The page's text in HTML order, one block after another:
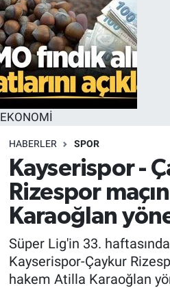
EKONOMİ
HABERLER SPOR
Kayserispor -
Rizespor
Karaoğlan
Süper Lig'in 33.
Kayserispor-Çaykur
hakem Atilla Karaoğlan